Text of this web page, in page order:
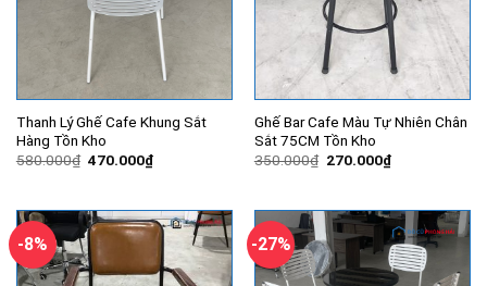
Thanh Lý Ghế Cafe Khung Sắt
Hàng Tồn Kho
580.000₫ Giá
470.000₫Giá
hiện
470.000₫.
Ghế Bar Cafe Màu Tự Nhiên Chân
Sắt 75CM Tồn Kho
350.000₫ Giá
270.000₫Giá
hiện
270.000₫.
-8% -27%